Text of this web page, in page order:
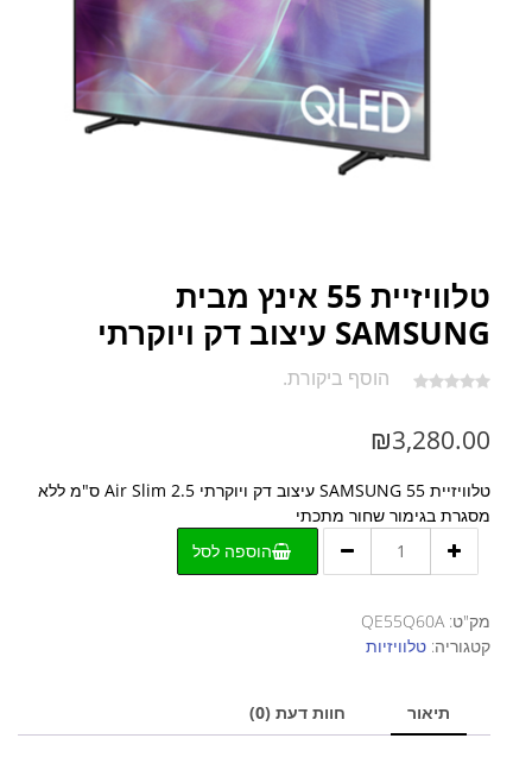
טלוויזיית 55 אינץ מבית
SAMSUNG עיצוב דק ויוקרתי
הוסף ביקורת.
₪3,280.00
טלוויזיית SAMSUNG
55 עיצוב דק ויוקרתי Air Slim 2.5 ס"מ ללא
מסגרת בגימור שחור מתכתי
55
אינץ
עיצוב
דק
הוספה לסל
מק"ט: QE55Q60A
קטגוריה: טלוויזיות
תיאור חוות דעת (0)